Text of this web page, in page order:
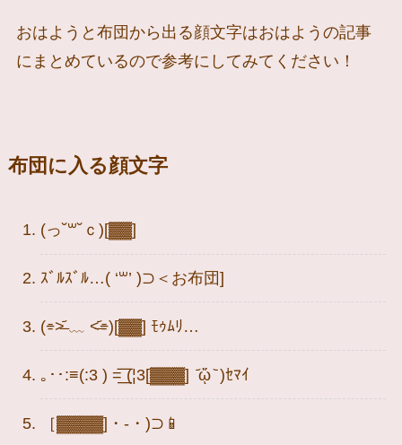
おはようと布団から出る顔文字はおはようの記事
にまとめているので参考にしてみてください！
布団に入る顔文字
(っ˘꒳˘ｃ)[▓▓]
ｽﾞﾙｽﾞﾙ…( ‘꒳​’ )⊃＜お布団]
(⌯˃̶᷄ ﹏ ˂̶᷄⌯)[▓▓] ﾓｩﾑﾘ…
｡･･:≡(:3 ) =͟͟͞͞ (¦3[▓▓▓] ᷄ᾥ ᷅ )ｾﾏｲ
［▓▓▓▓]・-・)⊃📱